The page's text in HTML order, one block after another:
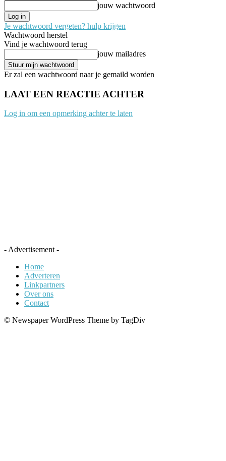
jouw wachtwoord
Je wachtwoord vergeten? hulp krijgen
Wachtwoord herstel
Vind je wachtwoord terug
jouw mailadres
Er zal een wachtwoord naar je gemaild worden
LAAT EEN REACTIE ACHTER
Log in om een opmerking achter te laten
- Advertisement -
Home
Adverteren
Linkpartners
Over ons
Contact
© Newspaper WordPress Theme by TagDiv